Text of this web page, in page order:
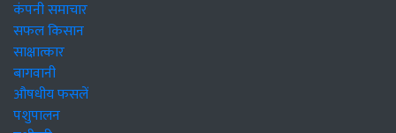
कंपनी समाचार
सफल किसान
साक्षात्कार
बागवानी
औषधीय फसलें
पशुपालन